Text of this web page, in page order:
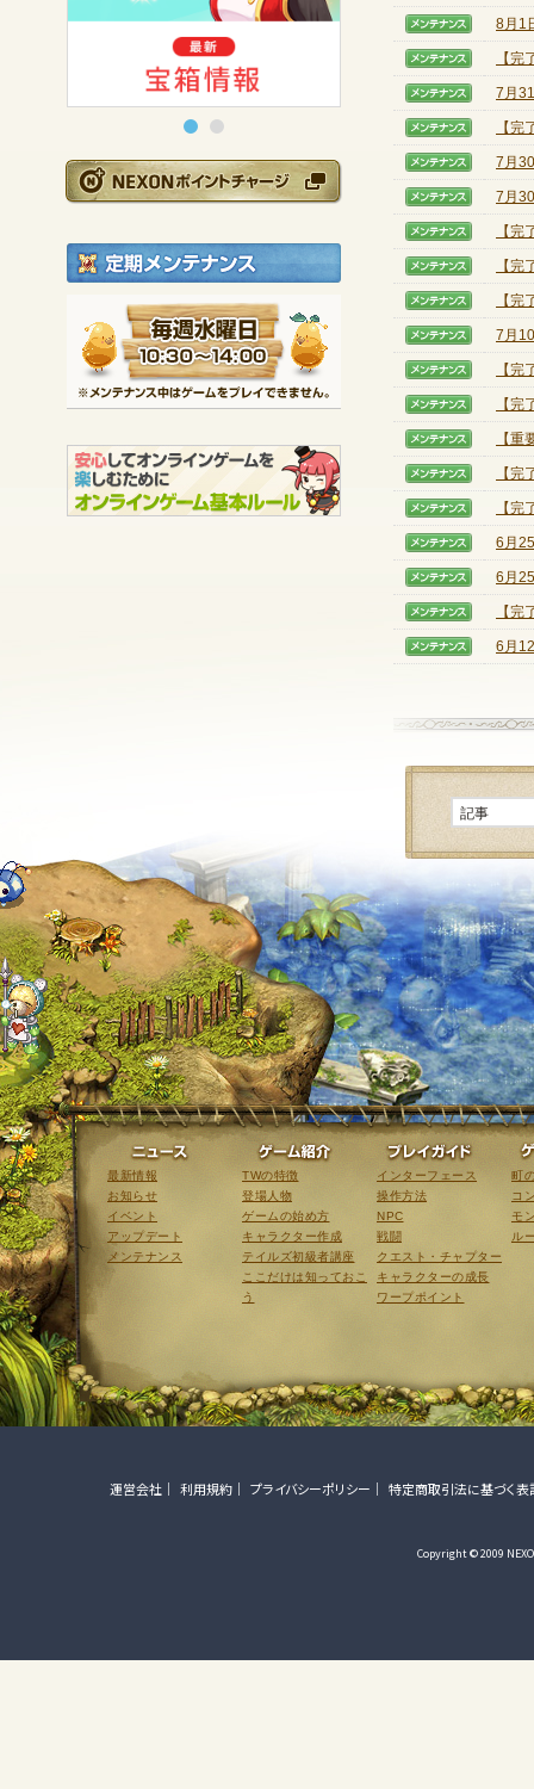
NEXONポイントチ
定期メンテナンス
毎週水曜日 10:30
※メンテナンス中は
【メ
8月1
【メ
【
【メ
7月
【メ
【
【メ
7月
【メ
7月
【メ
【
【メ
【
【メ
【
【メ
7月
【メ
【
【メ
【
【メ
【
【メ
【
【メ
【
【メ
6月
【メ
6月
【メ
【
【メ
6月
ニュース
最新情報
お知らせ
イベント
アップデート
メンテナンス
ゲーム紹介
TWの特徴
登場人物
ゲームの始め方
キャラクター作成
テイルズ初級者講座
ここだけは知っておこ
う
インターフェース
操作方法
NPC
戦闘
クエスト・チャプター
キャラクターの成長
ワープポイント
町
コ
モ
ル
運営会社 利用規約 プライバシーポリシー 特定商取引法に基づく表
Copyright © 2009